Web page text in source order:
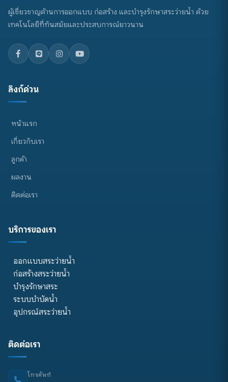
ผู้เชี่ยวชาญด้านการออกแบบ ก่อสร้าง และบำรุงรักษาสระว่ายน้ำ ด้วย
เทคโนโลยีที่ทันสมัยและประสบการณ์ยาวนาน
ลิงก์ด่วน
หน้าแรก
เกี่ยวกับเรา
ลูกค้า
ผลงาน
ติดต่อเรา
บริการของเรา
ออกแบบสระว่ายน้ำ
ก่อสร้างสระว่ายน้ำ
บำรุงรักษาสระ
ระบบบำบัดน้ำ
อุปกรณ์สระว่ายน้ำ
ติดต่อเรา
โทรศัพท์